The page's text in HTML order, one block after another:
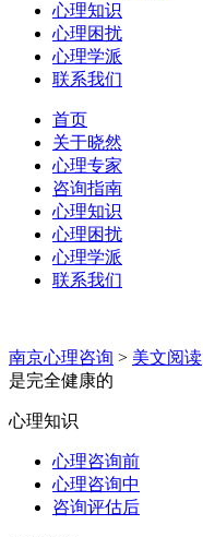
心理知识
心理困扰
心理学派
联系我们
首页
关于晓然
心理专家
咨询指南
心理知识
心理困扰
心理学派
联系我们
南京心理咨询 > 美文阅读
是完全健康的
心理知识
心理咨询前
心理咨询中
咨询评估后